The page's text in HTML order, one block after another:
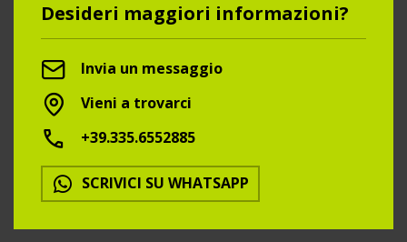
Desideri maggiori informazioni?
Invia un messaggio
Vieni a trovarci
+39.335.6552885
SCRIVICI SU WHATSAPP